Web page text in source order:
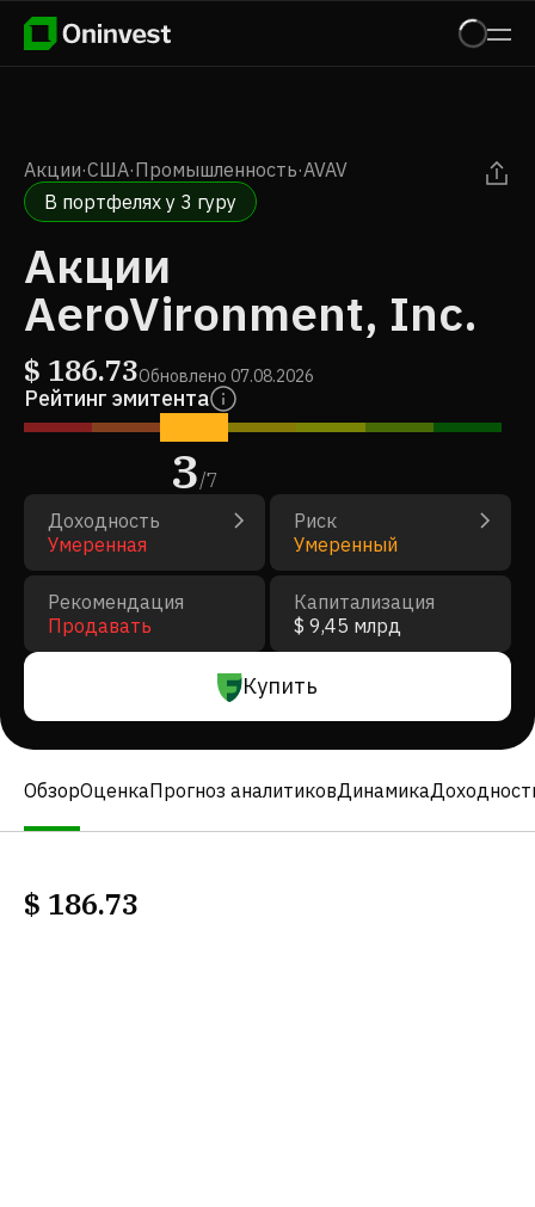
Акции·США·Промышленность·AVAV
В портфелях у 3 гуру
Акции
AeroVironment, Inc.
$ 186.73Обновлено 07.08.2026
Рейтинг эмитента
3/7
Доходность
Умеренная
Риск
Умеренный
Рекомендация
Продавать
Капитализация
$ 9,45 млрд
Купить
ОбзорОценкаПрогноз аналитиковДинамика
$ 186.73